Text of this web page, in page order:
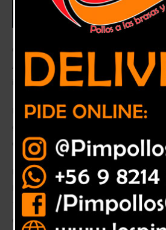
Con un desayuno en el que participaron los
Alemana, gobernadora provincial reconoció
institución uniformada.
Mediante un desayuno que se realizó en el
gobernadora provincial de Marga Marga,
carabineras que integran la dotación de la
En una actividad que contó con la presencia
Mauricio Viñambres, y de Villa Alemana,
10 uniformadas pertenecientes a la 2ª.
Comisaría de Villa Alemana y 3ª. Comisaría